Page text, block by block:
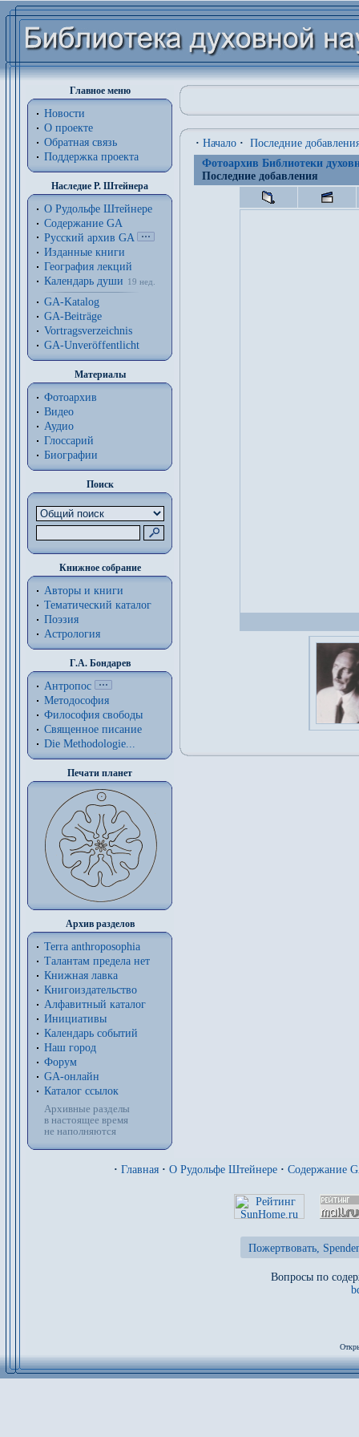
Главное меню
Новости
О проекте
Обратная связь
Поддержка проекта
Наследие Р. Штейнера
О Рудольфе Штейнере
Содержание GA
Русский архив GA
Изданные книги
География лекций
Календарь души
19 нед.
GA-Katalog
GA-Beiträge
Vortragsverzeichnis
GA-Unveröffentlicht
Материалы
Фотоархив
Видео
Аудио
Глоссарий
Биографии
Поиск
Книжное собрание
Авторы и книги
Тематический каталог
Поэзия
Астрология
Г.А. Бондарев
Антропос
Методософия
Философия cвободы
Священное писание
Die Methodologie...
Печати планет
Архив разделов
Terra anthroposophia
Талантам предела нет
Книжная лавка
Книгоиздательство
Алфавитный каталог
Инициативы
Календарь событий
Наш город
Форум
GA-онлайн
Каталог ссылок
Архивные разделы
в настоящее время
не наполняются
· Начало · Последние
Фотоархив Библиотеки
Последние добавления
· Главная · О Рудольфе Штейнере · Содержание
Пожертвовать,
Вопросы по